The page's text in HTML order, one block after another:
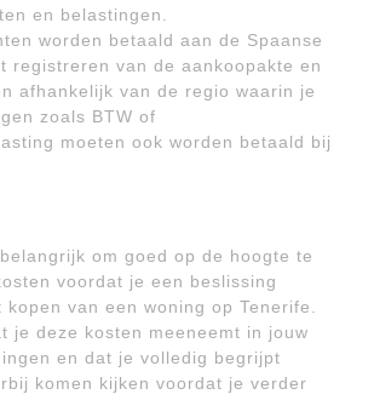
en belastingen.
worden betaald aan de Spaanse
registreren van de aankoopakte en
afhankelijk van de regio waarin je
zoals BTW of
moeten ook worden betaald bij
om goed op de hoogte te
voordat je een beslissing
van een woning op Tenerife.
je deze kosten meeneemt in jouw
en dat je volledig begrijpt
komen kijken voordat je verder